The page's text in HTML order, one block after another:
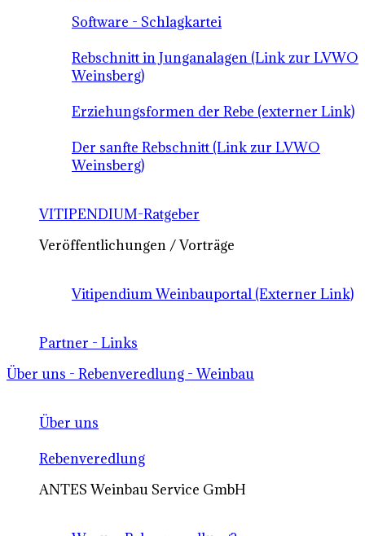
Software - Schlagkartei
Rebschnitt in Junganalagen (Link zur LVWO
Weinsberg)
Erziehungsformen der Rebe (externer Link)
Der sanfte Rebschnitt (Link zur LVWO
Weinsberg)
VITIPENDIUM-Ratgeber
Veröffentlichungen / Vorträge
Vitipendium Weinbauportal (Externer Link)
Partner - Links
Über uns - Rebenveredlung - Weinbau
Über uns
Rebenveredlung
ANTES Weinbau Service GmbH